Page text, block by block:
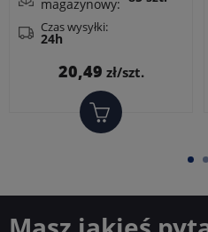
magazynowy:
Czas wysyłki:
24h
20,49 zł/szt.